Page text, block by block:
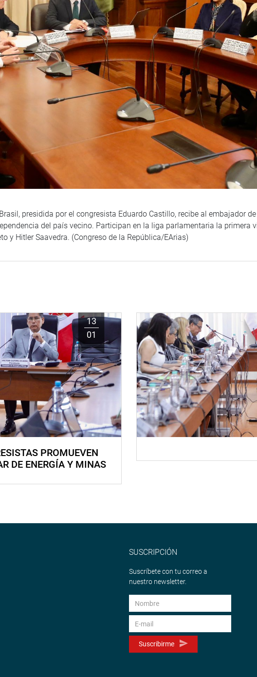
presidida por el congresista Eduardo Castillo, recibe al embajador
del país vecino. Participan en la liga parlamentaria la primera
y Hitler Saavedra. (Congreso de la República/EArias)
13
01
PROMUEVEN
DE ENERGÍA Y MINAS
SUSCRIPCIÓN
Suscríbete con tu correo a
nuestro newsletter.
Suscribirme